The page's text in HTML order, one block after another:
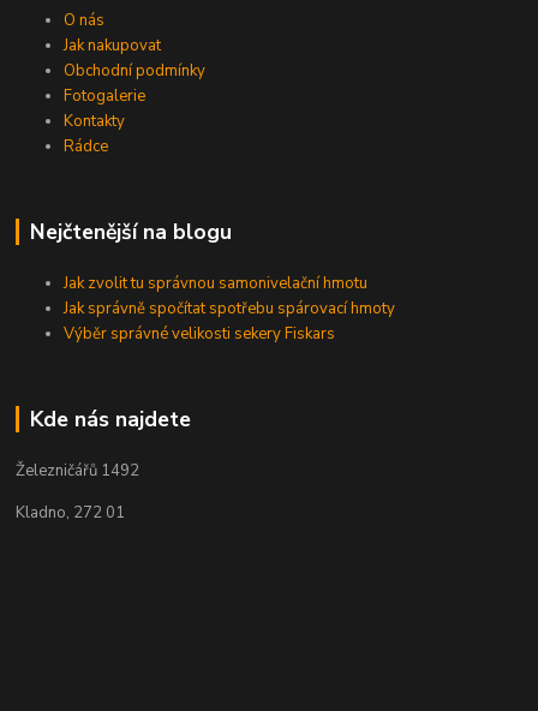
O nás
Jak nakupovat
Obchodní podmínky
Fotogalerie
Kontakty
Rádce
Nejčtenější na blogu
Jak zvolit tu správnou samonivelační hmotu
Jak správně spočítat spotřebu spárovací hmoty
Výběr správné velikosti sekery Fiskars
Kde nás najdete
Železničářů 1492
Kladno, 272 01